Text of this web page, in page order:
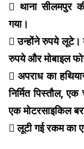
 थाना सीलमपुर
गया।
 उन्होंने रुपये लूटे।
रुपये और मोबाइल
 अपराध का
निर्मित पिस्तौल,
एक मोटरसाइकिल
 लूटी गई रकम का